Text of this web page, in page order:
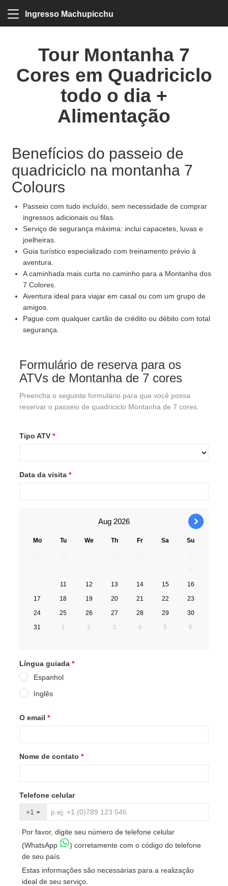
Ingresso Machupicchu
Tour Montanha 7
Cores em Quadriciclo
todo o dia +
Alimentação
Benefícios do passeio de
quadriciclo na montanha 7
Colours
Passeio com tudo incluído, sem necessidade de comprar
ingressos adicionais ou filas.
Serviço de segurança máxima: inclui capacetes, luvas e
joelheiras.
Guia turístico especializado com treinamento prévio à
aventura.
A caminhada mais curta no caminho para a Montanha dos
7 Colores.
Aventura ideal para viajar em casal ou com um grupo de
amigos.
Pague com qualquer cartão de crédito ou débito com total
segurança.
Formulário de reserva para os
ATVs de Montanha de 7 cores
Preencha o seguinte formulário para que você possa
reservar o passeio de quadriciclo Montanha de 7 cores.
Tipo ATV *
Data da visita *
Aug 2026 ›
Mo Tu We Th Fr Sa Su
11 12 13 14 15
16
17
18 19 20 21 22
23
24
25 26 27 28 29
30
31
1 2 3 4 5 6
Língua guiada *
Espanhol
Inglês
O email *
Nome de contato *
Telefone celular
+1
Por favor, digite seu número de telefone celular
(WhatsApp
) corretamente com o código do telefone
de seu país.
Estas informações são necessárias para a realização
ideal de seu serviço.